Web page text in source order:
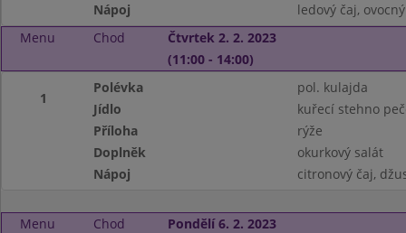
Nápoj
ledový čaj,
Menu
Chod
Čtvrtek 2. 2. 2023
(11:00 - 14:00)
1
Polévka
pol. kulajda
Jídlo
kuřecí stehno
Příloha
rýže
Doplněk
okurkový salát
Nápoj
citronový čaj,
Menu Chod
Pondělí 6. 2. 2023